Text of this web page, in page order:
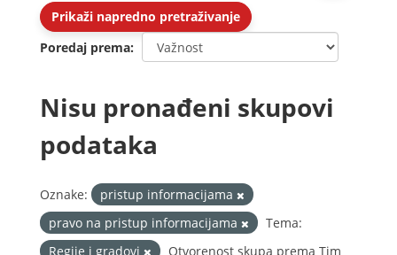
Prikaži napredno pretraživanje
Poredaj prema
Nisu pronađeni skupovi
podataka
Oznake:
pristup informacijama
pravo na pristup informacijama
Tema:
Regije i gradovi
Otvorenost skupa prema Tim